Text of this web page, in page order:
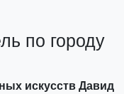
по городу
искусств Давид